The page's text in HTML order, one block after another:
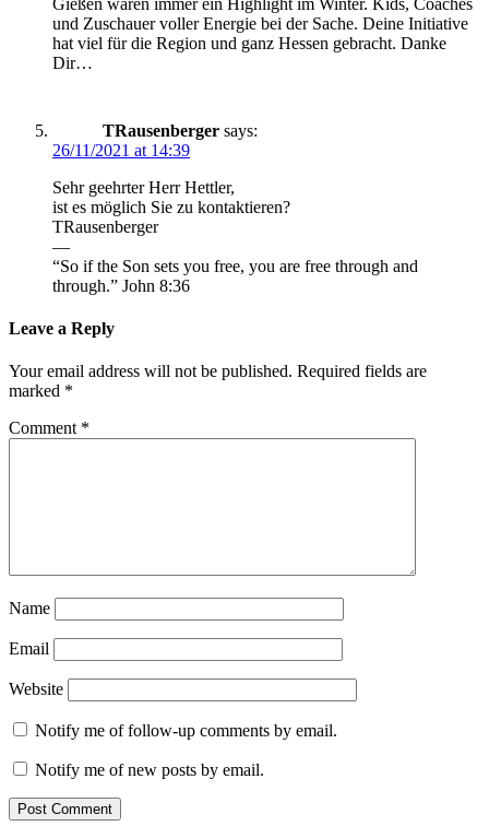
und Zuschauer voller Energie bei der Sache. Deine Initiative
hat viel für die Region und ganz Hessen gebracht. Danke
Dir…
TRausenberger says:
26/11/2021 at 14:39
Sehr geehrter Herr Hettler,
ist es möglich Sie zu kontaktieren?
TRausenberger
—
“So if the Son sets you free, you are free through and
through.” John 8:36
Leave a Reply
Your email address will not be published. Required fields are
marked *
Comment *
Name
Email
Website
Notify me of follow-up comments by email.
Notify me of new posts by email.